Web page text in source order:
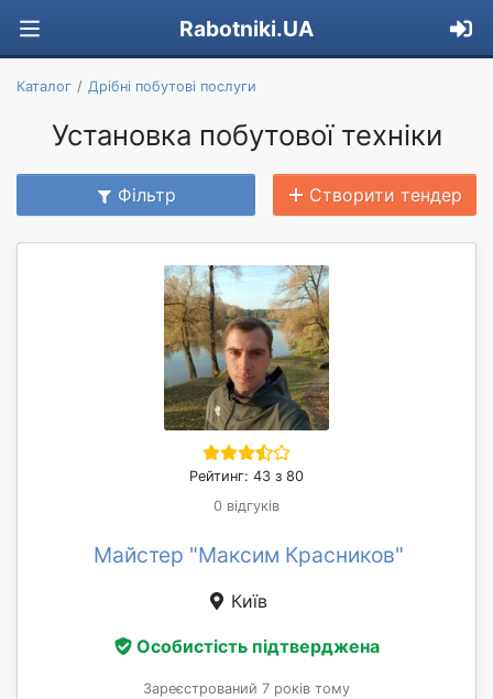
Rabotniki.UA
Каталог Дрібні побутові послуги
Установка побутової техніки
Фільтр Створити тендер
Рейтинг: 43 з 80
0 відгуків
Майстер "Максим Красников"
Київ
Особистість підтверджена
Зареєстрований 7 років тому